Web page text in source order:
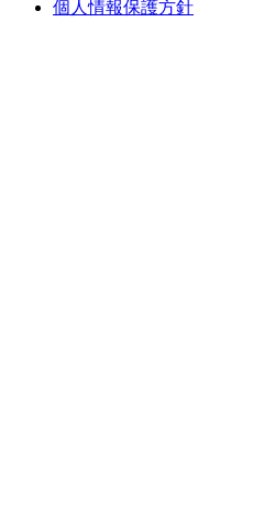
個人情報保護方針